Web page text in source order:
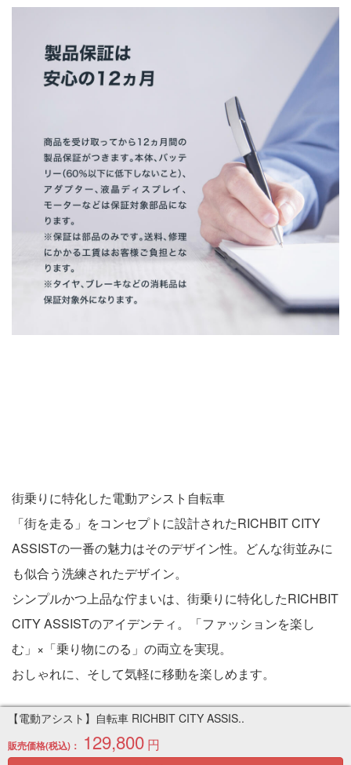
【電動アシスト】自転車 RICHBIT CITY ASSIS..
販売価格(税込)： 129,800 円